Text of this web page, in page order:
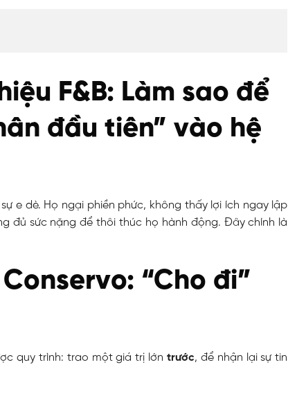
F&B: Làm sao để
đầu tiên” vào hệ
e dè. Họ ngại phiền phức, không thấy lợi ích ngay lập
đủ sức nặng để thôi thúc họ hành động. Đây chính là
“Cho đi”
quy trình: trao một giá trị lớn trước, để nhận lại sự tin